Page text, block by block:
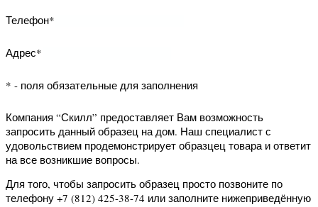
* - поля обязательные для заполнения
Компания “Скилл” предоставляет Вам
возможность запросить данный
образец на дом. Наш специалист с
удовольствием продемонстрирует
образцец товара и ответит на все
возникшие вопросы.